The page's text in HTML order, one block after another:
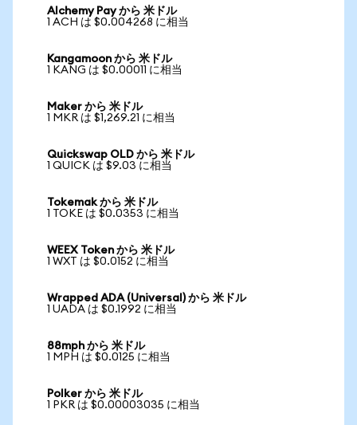
Alchemy Pay から 米ドル
1 ACH は $0.004268 に相当
Kangamoon から 米ドル
1 KANG は $0.00011 に相当
Maker から 米ドル
1 MKR は $1,269.21 に相当
Quickswap OLD から 米ドル
1 QUICK は $9.03 に相当
Tokemak から 米ドル
1 TOKE は $0.0353 に相当
WEEX Token から 米ドル
1 WXT は $0.0152 に相当
Wrapped ADA (Universal) から 米ドル
1 UADA は $0.1992 に相当
88mph から 米ドル
1 MPH は $0.0125 に相当
Polker から 米ドル
1 PKR は $0.00003035 に相当